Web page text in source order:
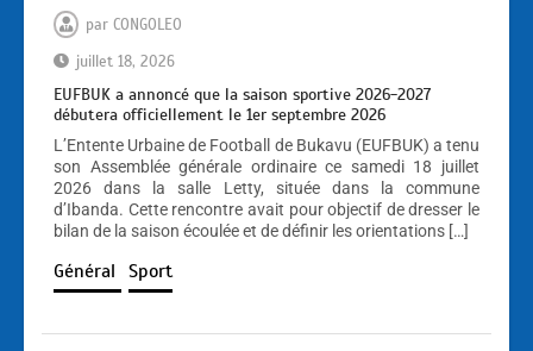
par CONGOLEO
juillet 18, 2026
EUFBUK a annoncé que la saison sportive 2026-2027
débutera officiellement le 1er septembre 2026
L’Entente Urbaine de Football de Bukavu (EUFBUK) a tenu
son Assemblée générale ordinaire ce samedi 18 juillet
2026 dans la salle Letty, située dans la commune
d’Ibanda. Cette rencontre avait pour objectif de dresser le
bilan de la saison écoulée et de définir les orientations […]
Général Sport